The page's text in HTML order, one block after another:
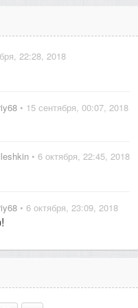
22:28, 2018
• 15 сентября, 00:07, 2018
• 6 октября, 22:45, 2018
• 6 октября, 23:09, 2018